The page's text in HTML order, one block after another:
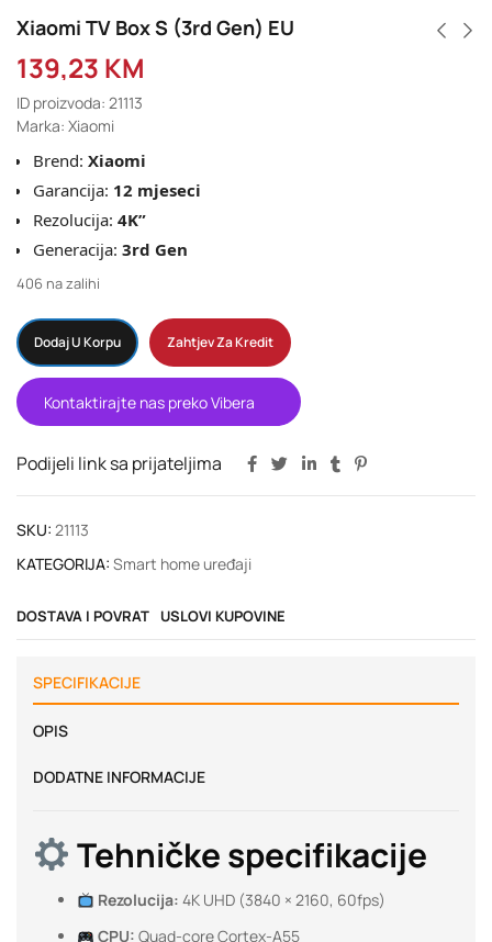
Xiaomi TV Box S (3rd Gen) EU
139,23 KM
ID proizvoda: 21113
Marka: Xiaomi
Brend: Xiaomi
Garancija: 12 mjeseci
Rezolucija: 4K”
Generacija: 3rd Gen
406 na zalihi
Dodaj U Korpu Zahtjev Za Kredit
Kontaktirajte nas preko Vibera
Podijeli link sa prijateljima
SKU: 21113
KATEGORIJA: Smart home uređaji
DOSTAVA I POVRAT USLOVI KUPOVINE
SPECIFIKACIJE
OPIS
DODATNE INFORMACIJE
Tehničke specifikacije
Rezolucija: 4K UHD (3840 × 2160, 60fps)
CPU: Quad-core Cortex-A55